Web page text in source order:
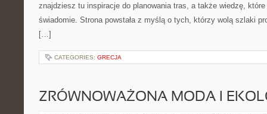
znajdziesz tu inspiracje do planowania tras, a także wiedzę,
świadomie. Strona powstała z myślą o tych, którzy wolą szlaki
[…]
CATEGORIES: GRECJA
ZRÓWNOWAŻONA MODA I